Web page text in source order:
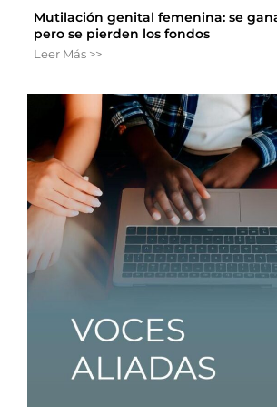
Mutilación genital femenina: se
pero se pierden los fondos
Leer Más >>